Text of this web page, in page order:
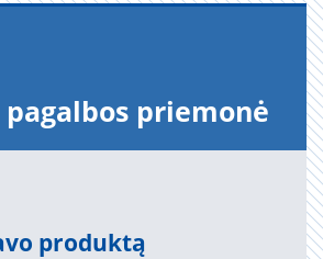
prie­mo­nė
pro­duk­tą